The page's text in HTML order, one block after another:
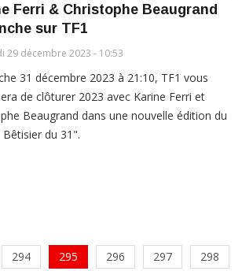
Ferri & Christophe Beaugrand
sur TF1
29 décembre 2023 - 10:53
31 décembre 2023 à 21:10, TF1 vous
de clôturer 2023 avec Karine Ferri et
Beaugrand dans une nouvelle édition du
Bêtisier du 31".
294 295 296 297 298